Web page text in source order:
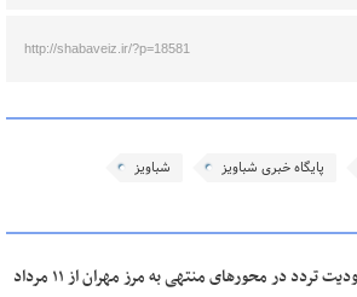
http://shabaveiz.ir/?p=18581
پایگاه خبری شباویز شباویز
تردد در محورهای منتهی به مرز مهران از ۱۱ مرداد